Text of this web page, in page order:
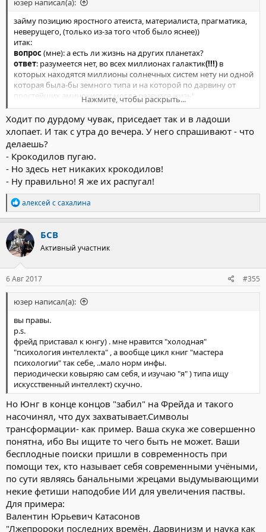
юзер написал(а):
займу позицию яростного атеиста, материалиста, прагматика,
неверущего, (только из-за того чтоб было яснее))
итак:
вопрос(мне): а есть ли жизнь на других планетах?
ответ: разумеется нет, во всех миллионах галактик(!!!) в
которых находятся миллионы солнечных систем нету ни одной
которая была-бы земного типа и на которой по дарвину от
простейших аминокислот могла развится жизь!
вопрос: сударь, ну вы щас бред откровенный несли , зачем
врете?-то...
ответ: а что дальше?! ..если я скажу вам правду??! ..даесть
пришельцы, и где они? че они еще не помогли нам
технологиями ?!, .. простейший вывод гласит о том, что раз не
помогли, значит мы им не нужны, а раз мы им не нужны, то
зачем людям голову морочить другими силами? (вносить
смуту в массы) и вообще.?
вопрос: дык частично согласен, ток непонятно очень много
ньюансов (на темуНЕ ПОМОГЛИ НАМ
вот к примеру,по дарвинумы с простейших (типа амеба )
шикарное ДНК ? у дельфинов сонар, у летучих мышей эхо
локация, зимняя спячка, да и вообще,
людям снится как они летают, а они
опыт имхо накоплен)и реализован), а люди??!
откуда у человека по рандомной генерации(по дарвину)такой
мозг полностью закрыт броней, корпус ребрами (гибкая
броня) ...манипуляторы (кисть), по идее мы должны выползти
из океана, кое как захватить сушу, и так-же кое-как
щупальцами(ложноножками) творить . как в присказке про
кучу обезьян которые наугад нажимают клавиши на печатной
машинке, и да!, они сгенерируют том "война и мир"
....через............. лет.) как -то много высоко технологичных
имплантов в телах! . вы не находите?
а артефакты которым миллионы лет? типа золотая цепочка в
угле, окаменелый молоток?, камни на которых нарисованы
динозавры с людьми, и возраст рисунков доказан, а железный
столб в индии который 99% железо? его щас хрен сделают?, а
монолиты весом в сотни тонн, щас нет технологий чтоб их
таскать, как все это так ??...
ответ:ну как скептик я тебе так скажу, да наша планета
миллионы лет как цивилизована, и это невозможно отрицать
так как слижком много артефактов которые к сожаленью стали
доступны широким массам и были подвергнуты
радиоуглеродному анализу. НО у меня приказ , поэтому, я
вынужден не просто врать ( щас люди не те, неведутся на
сказки) я должен обоснованно обьяснить ...я должен заставить
тебя "поверить" что ты должен не лезть в это!!
Нажмите, чтобы раскрыть...
Ходит по дурдому чувак, приседает так и в ладоши
хлопает. И так с утра до вечера. У него спрашивают - что
делаешь?
- Крокодилов пугаю.
- Но здесь нет никаких крокодилов!
- Ну правильно! Я же их распугал!
Р
е
а
к
ц
и
и
:
алексей с сахалина
БСВ
Активный участник
6 Авг 2017 #355
юзер написал(а):
вы правы.
p.s.
фрейд приставал к юнгу) . мне нравится "холодная"
"психология интеллекта" , а вообще цикл книг "мастера
психологии" так себе, ..мало норм инфы.
периодически ковыряю сам себя, и изучаю "я" ) типа ищу
искусственный интеллект) скучно.
Но Юнг в конце концов "забил" на Фрейда и такого
насочинял, что дух захватывает.Символы
трансформации- как пример. Ваша скука же совершенно
понятна, ибо Вы ищите то чего быть не может. Ваши
бесплодные поиски пришли в современность при
помощи тех, кто называет себя современными учёными,
по сути являясь банальными жрецами выдумывающими
некие фетиши наподобие ИИ для увеличения паствы.
Для примера:
Валентин Юрьевич Катасонов
"Лжепророки последних времён. Дарвинизм и наука как